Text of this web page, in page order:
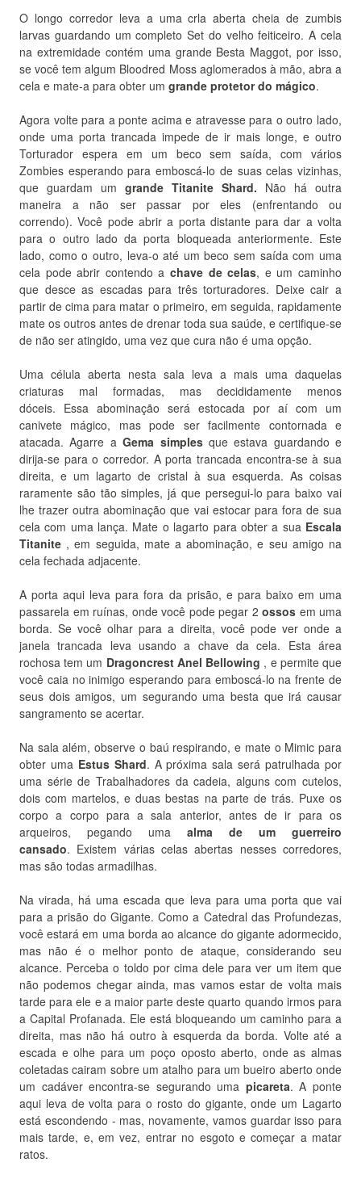
O longo corredor leva a uma crla aberta cheia de zumbis
larvas guardando um completo Set do velho feiticeiro. A cela
na extremidade contém uma grande Besta Maggot, por isso,
se você tem algum Bloodred Moss aglomerados à mão, abra a
cela e mate-a para obter um grande protetor do mágico.
Agora volte para a ponte acima e atravesse para o outro lado,
onde uma porta trancada impede de ir mais longe, e outro
Torturador espera em um beco sem saída, com vários
Zombies esperando para emboscá-lo de suas celas vizinhas,
que guardam um grande Titanite Shard. Não há outra
maneira a não ser passar por eles (enfrentando ou
correndo). Você pode abrir a porta distante para dar a volta
para o outro lado da porta bloqueada anteriormente. Este
lado, como o outro, leva-o até um beco sem saída com uma
cela pode abrir contendo a chave de celas, e um caminho
que desce as escadas para três torturadores. Deixe cair a
partir de cima para matar o primeiro, em seguida, rapidamente
mate os outros antes de drenar toda sua saúde, e certifique-se
de não ser atingido, uma vez que cura não é uma opção.
Uma célula aberta nesta sala leva a mais uma daquelas
criaturas mal formadas, mas decididamente menos
dóceis. Essa abominação será estocada por aí com um
canivete mágico, mas pode ser facilmente contornada e
atacada. Agarre aGema simplesque estava guardando e
dirija-se para o corredor. A porta trancada encontra-se à sua
direita, e um lagarto de cristal à sua esquerda. As coisas
raramente são tão simples, já que persegui-lo para baixo vai
lhe trazer outra abominação que vai estocar para fora de sua
cela com uma lança. Mate o lagarto para obter a sua Escala
Titanite , em seguida, mate a abominação, e seu amigo na
cela fechada adjacente.
A porta aqui leva para fora da prisão, e para baixo em uma
passarela em ruínas, onde você pode pegar 2 ossos em uma
borda. Se você olhar para a direita, você pode ver onde a
janela trancada leva usando a chave da cela. Esta área
rochosa tem um Dragoncrest Anel Bellowing , e permite que
você caia no inimigo esperando para emboscá-lo na frente de
seus dois amigos, um segurando uma besta que irá causar
sangramento se acertar.
Na sala além, observe o baú respirando, e mate o Mimic para
obter uma Estus Shard. A próxima sala será patrulhada por
uma série de Trabalhadores da cadeia, alguns com cutelos,
dois com martelos, e duas bestas na parte de trás. Puxe os
corpo a corpo para a sala anterior, antes de ir para os
arqueiros, pegando uma alma de um guerreiro
cansado. Existem várias celas abertas nesses corredores,
mas são todas armadilhas.
Na virada, há uma escada que leva para uma porta que vai
para a prisão do Gigante. Como a Catedral das Profundezas,
você estará em uma borda ao alcance do gigante adormecido,
mas não é o melhor ponto de ataque, considerando seu
alcance. Perceba o toldo por cima dele para ver um item que
não podemos chegar ainda, mas vamos estar de volta mais
tarde para ele e a maior parte deste quarto quando irmos para
a Capital Profanada. Ele está bloqueando um caminho para a
direita, mas não há outro à esquerda da borda. Volte até a
escada e olhe para um poço oposto aberto, onde as almas
coletadas cairam sobre um atalho para um bueiro aberto onde
um cadáver encontra-se segurando uma picareta. A ponte
aqui leva de volta para o rosto do gigante, onde um Lagarto
está escondendo - mas, novamente, vamos guardar isso para
mais tarde, e, em vez, entrar no esgoto e começar a matar
ratos.